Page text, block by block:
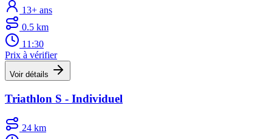
13+ ans
0.5 km
11:30
Prix à vérifier
Voir détails
Triathlon S - Individuel
24 km